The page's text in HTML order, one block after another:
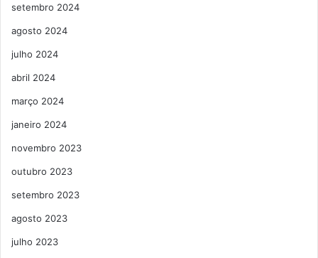
setembro 2024
agosto 2024
julho 2024
abril 2024
março 2024
janeiro 2024
novembro 2023
outubro 2023
setembro 2023
agosto 2023
julho 2023